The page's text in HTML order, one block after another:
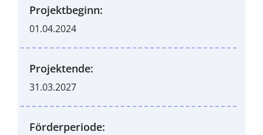
Projektbeginn:
01.04.2024
Projektende:
31.03.2027
Förderperiode: